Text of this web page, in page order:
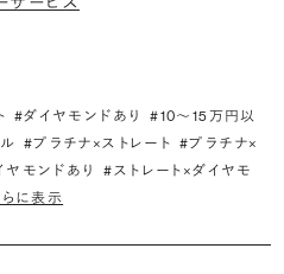
#ダイヤモンドあり
#10〜15万円以
#プラチナ×ストレート #プラチナ×
モンドあり
#ストレート×ダイヤモ
らに表示